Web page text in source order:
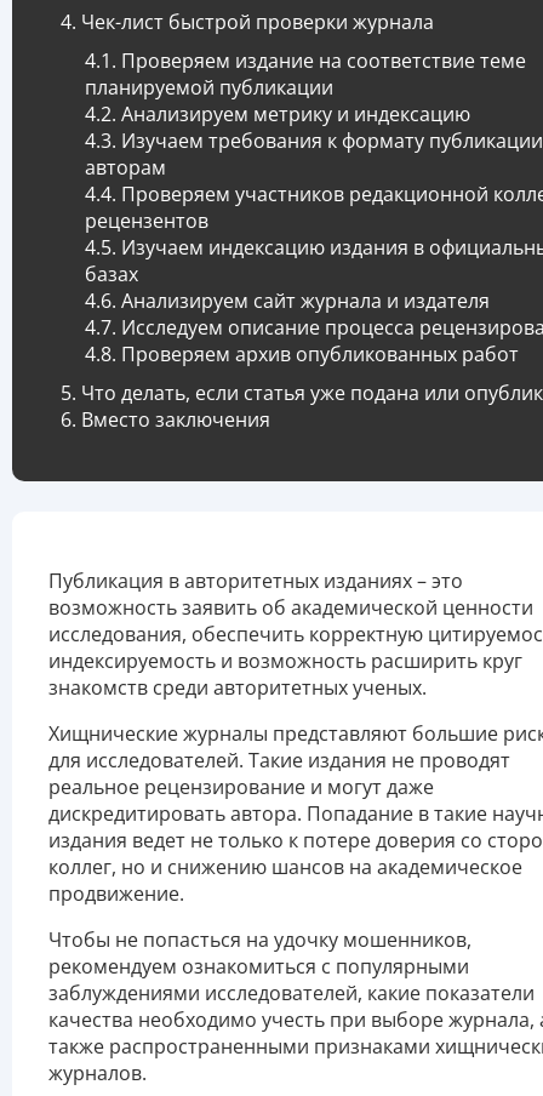
Чек-лист быстрой проверки журнала
Проверяем издание на соответствие теме
планируемой публикации
Анализируем метрику и индексацию
Изучаем требования к формату
авторам
Проверяем участников редакционной
рецензентов
Изучаем индексацию издания в
базах
Анализируем сайт журнала и издателя
Исследуем описание процесса
Проверяем архив опубликованных работ
Что делать, если статья уже подана или
Вместо заключения
Публикация в авторитетных изданиях – это
возможность заявить об академической ценности
исследования, обеспечить корректную
индексируемость и возможность расширить круг
знакомств среди авторитетных ученых.
Хищнические журналы представляют большие
для исследователей. Такие издания не проводят
реальное рецензирование и могут даже
дискредитировать автора. Попадание в такие
издания ведет не только к потере доверия со
коллег, но и снижению шансов на академическое
продвижение.
Чтобы не попасться на удочку мошенников,
рекомендуем ознакомиться с популярными
заблуждениями исследователей, какие показатели
качества необходимо учесть при выборе журнала,
также распространенными признаками
журналов.